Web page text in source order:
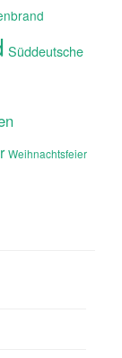
Süddeutsche
Weihnachtsfeier